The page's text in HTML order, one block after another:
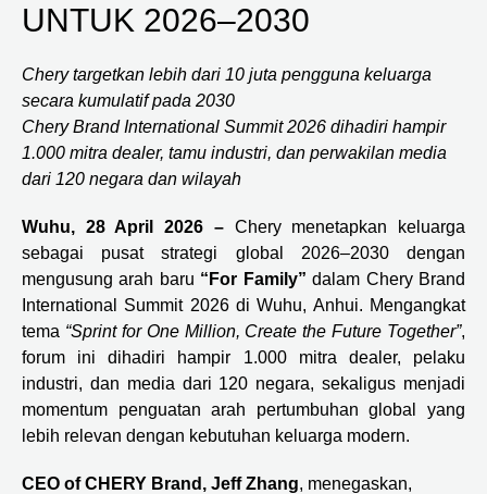
UNTUK 2026–2030
Chery targetkan lebih dari 10 juta pengguna keluarga
secara kumulatif pada 2030
Chery Brand International Summit 2026 dihadiri hampir
1.000 mitra dealer, tamu industri, dan perwakilan media
dari 120 negara dan wilayah
Wuhu, 28 April 2026 – Chery menetapkan keluarga
sebagai pusat strategi global 2026–2030 dengan
mengusung arah baru “For Family” dalam Chery Brand
International Summit 2026 di Wuhu, Anhui. Mengangkat
tema “Sprint for One Million, Create the Future Together”,
forum ini dihadiri hampir 1.000 mitra dealer, pelaku
industri, dan media dari 120 negara, sekaligus menjadi
momentum penguatan arah pertumbuhan global yang
lebih relevan dengan kebutuhan keluarga modern.
CEO of CHERY Brand, Jeff Zhang, menegaskan,